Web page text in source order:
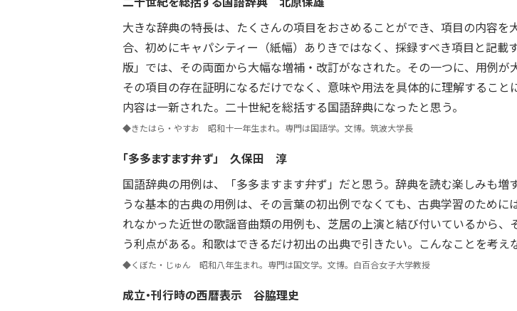
大きな辞典の特長は、たくさんの項目をおさめることができ、項目の内容
合、初めにキャパシティー（紙幅）ありきではなく、採録すべき項目と記載
版」では、その両面から大幅な増補・改訂がなされた。その一つに、用例
その項目の存在証明になるだけでなく、意味や用法を具体的に理解するこ
内容は一新された。二十世紀を総括する国語辞典になったと思う。
◆きたはら・やすお 昭和十一年生まれ。専門は国語学。文博。筑波大学長
「多多ますます弁ず」 久保田 淳
国語辞典の用例は、「多多ますます弁ず」だと思う。辞典を読む楽しみも増
うな基本的古典の用例は、その言葉の初出例でなくても、古典学習のため
れなかった近世の歌謡音曲類の用例も、芝居の上演と結び付いているから
う利点がある。和歌はできるだけ初出の出典で引きたい。こんなことを考え
◆くぼた・じゅん 昭和八年生まれ。専門は国文学。文博。白百合女子大学教授
成立・刊行時の西暦表示 谷脇理史